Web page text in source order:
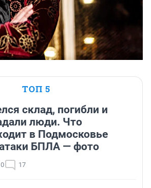
ТОП 5
склад, погибли и
люди. Что
в Подмосковье
БПЛА — фото
17